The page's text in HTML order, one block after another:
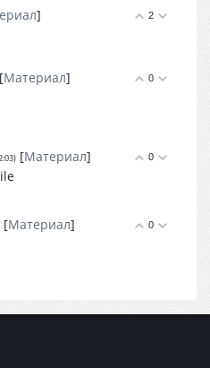
2
]
0
[Материал]
0
[Материал]
0
[Материал]